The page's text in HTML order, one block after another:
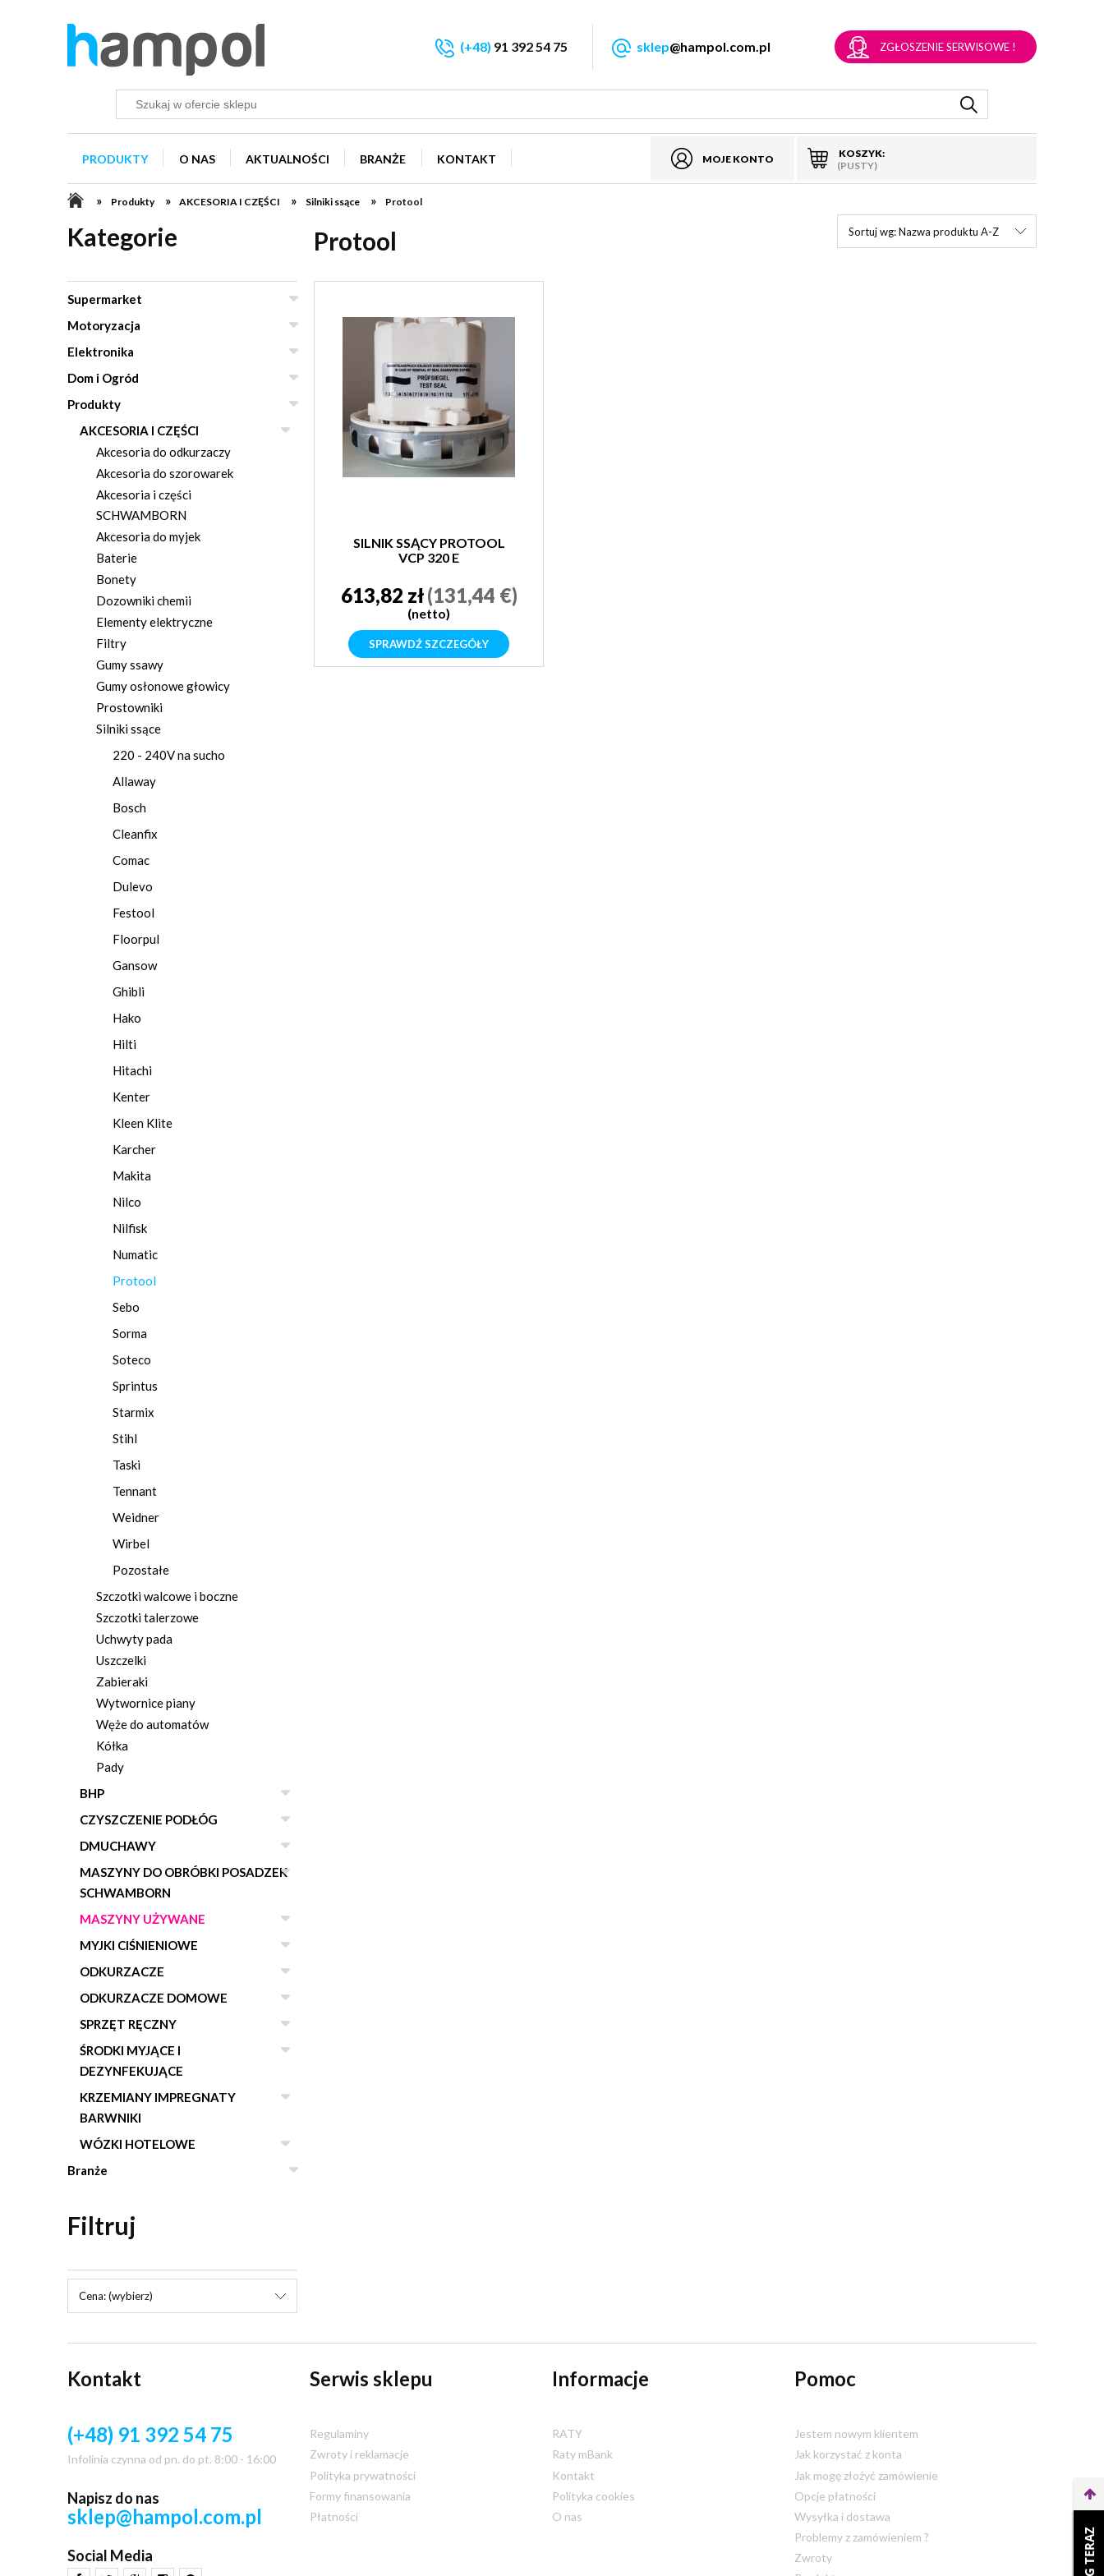
MOJE KONTO
KOSZYK:
(PUSTY)
(+48) 91 392 54 75 sklep@hampol.com.pl ZGŁOSZENIE SERWISOWE !
PRODUKTY O NAS AKTUALNOŚCI BRANŻE KONTAKT
» Produkty » AKCESORIA I CZĘŚCI » Silniki ssące » Protool
Kategorie
Supermarket
Motoryzacja
Elektronika
Dom i Ogród
Produkty
AKCESORIA I CZĘŚCI
Akcesoria do odkurzaczy
Akcesoria do szorowarek
Akcesoria i części
SCHWAMBORN
Akcesoria do myjek
Baterie
Bonety
Dozowniki chemii
Elementy elektryczne
Filtry
Gumy ssawy
Gumy osłonowe głowicy
Prostowniki
Silniki ssące
220 - 240V na sucho
Allaway
Bosch
Cleanfix
Comac
Dulevo
Festool
Floorpul
Gansow
Ghibli
Hako
Hilti
Hitachi
Kenter
Kleen Klite
Karcher
Makita
Nilco
Nilfisk
Numatic
Protool
Sebo
Sorma
Soteco
Sprintus
Starmix
Stihl
Taski
Tennant
Weidner
Wirbel
Pozostałe
Szczotki walcowe i boczne
Szczotki talerzowe
Uchwyty pada
Uszczelki
Zabieraki
Wytwornice piany
Węże do automatów
Kółka
Pady
BHP
CZYSZCZENIE PODŁÓG
DMUCHAWY
MASZYNY DO OBRÓBKI POSADZEK
SCHWAMBORN
MASZYNY UŻYWANE
MYJKI CIŚNIENIOWE
ODKURZACZE
ODKURZACZE DOMOWE
SPRZĘT RĘCZNY
ŚRODKI MYJĄCE I
DEZYNFEKUJĄCE
KRZEMIANY IMPREGNATY
BARWNIKI
WÓZKI HOTELOWE
Branże
Filtruj
Cena: (wybierz)
Protool Sortuj wg:Nazwa produktu A-Z
SILNIK SSĄCY PROTOOL
VCP 320 E
613,82 zł(131,44 €)
(netto)
SPRAWDŹ SZCZEGÓŁY
Kontakt
(+48) 91 392 54 75
Infolinia czynna od pn. do pt. 8:00 - 16:00
Napisz do nas
sklep@hampol.com.pl
Social Media
Serwis sklepu
Regulaminy
Zwroty i reklamacje
Polityka prywatności
Formy finansowania
Płatności
Informacje
RATY
Raty mBank
Kontakt
Polityka cookies
O nas
Pomoc
Jestem nowym klientem
Jak korzystać z konta
Jak mogę złożyć zamówienie
Opcje płatności
Wysyłka i dostawa
Problemy z zamówieniem ?
Zwroty